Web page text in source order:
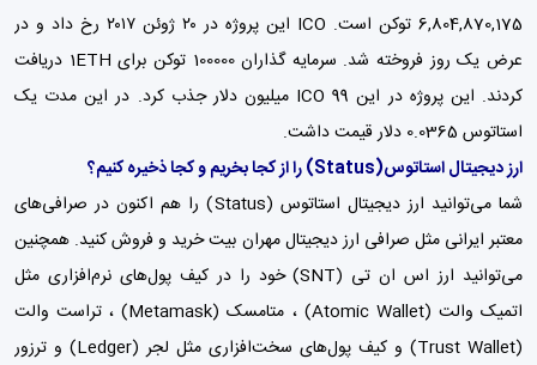
6,804,870,175 توکن است. ICO این پروژه در ۲۰ ژوئن ۲۰۱۷ رخ داد و در
عرض یک روز فروخته شد. سرمایه گذاران 100000 توکن برای 1ETH دریافت
کردند. این پروژه در این ICO 99 میلیون دلار جذب کرد. در این مدت یک
استاتوس 0.0365 دلار قیمت داشت.
ارز دیجیتال استاتوس(Status)
را از کجا بخریم و کجا ذخیره کنیم؟
شما می‌توانید ارز دیجیتال استاتوس (Status) را هم اکنون در صرافی‌های
معتبر ایرانی مثل صرافی ارز دیجیتال مهران بیتخرید و فروش کنید. همچنین
می‌توانید ارز اس ان تی (SNT) خود را در کیف پول‌های نرم‌افزاری مثل
اتمیک والت (Atomic Wallet) ،
متامسک (Metamask)
، تراست والت
(Trust Wallet) و
کیف پول‌
های سخت‌افزاری مثل لجر (Ledger) و ترزور